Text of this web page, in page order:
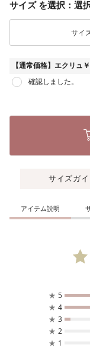
サイズ 選
【通常価格】エクリュ
確認しました。
サイズガイ
アイテム説明
★ 5
★ 4
★ 3
★ 2
★ 1